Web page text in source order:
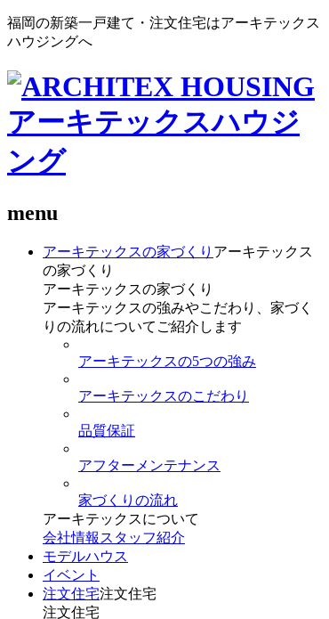
福岡の新築一戸建て・注文住宅はアーキテックス
ハウジングへ
menu
アーキテックスの家づくり アーキテックス
の家づくり
アーキテックスの家づくり
アーキテックスの強みやこだわり、家づく
りの流れについてご紹介します
アーキテックスの5つの強み
アーキテックスのこだわり
品質保証
アフターメンテナンス
家づくりの流れ
アーキテックスについて
会社情報 スタッフ紹介
モデルハウス
イベント
注文住宅注文住宅
注文住宅